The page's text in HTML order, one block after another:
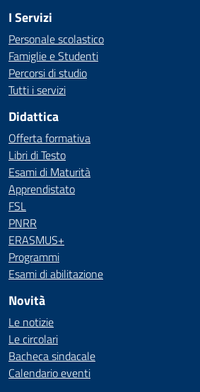
I Servizi
Personale scolastico
Famiglie e Studenti
Percorsi di studio
Tutti i servizi
Didattica
Offerta formativa
Libri di Testo
Esami di Maturità
Apprendistato
FSL
PNRR
ERASMUS+
Programmi
Esami di abilitazione
Novità
Le notizie
Le circolari
Bacheca sindacale
Calendario eventi